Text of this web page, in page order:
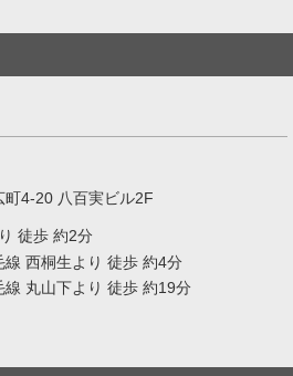
町4-20 八百実ビル2F
徒歩 約2分
線 西桐生より 徒歩 約4分
線 丸山下より 徒歩 約19分